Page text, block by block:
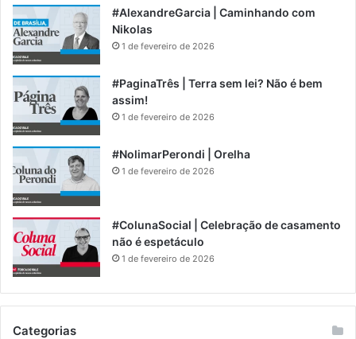
#AlexandreGarcia | Caminhando com
Nikolas
1 de fevereiro de 2026
#PaginaTrês | Terra sem lei? Não é bem
assim!
1 de fevereiro de 2026
#NolimarPerondi | Orelha
1 de fevereiro de 2026
#ColunaSocial | Celebração de casamento
não é espetáculo
1 de fevereiro de 2026
Categorias